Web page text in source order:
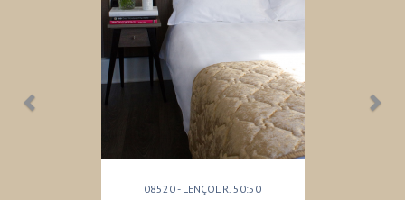
08520 - LENÇOL R. 50:50